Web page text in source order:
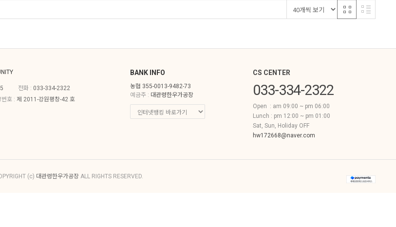
전화 : 033-334-2322
호 : 제 2011-강원평창-42 호
BANK INFO
농협 355-0013-9482-73
예금주 : 대관령한우가공장
CS CENTER
033-334-2322
Open : am 09:00 ~ pm 06:00
Lunch : pm 12:00 ~ pm 01:00
Sat, Sun, Holiday OFF
hw172668@naver.com
(c) 대관령한우가공장 ALL RIGHTS RESERVED.